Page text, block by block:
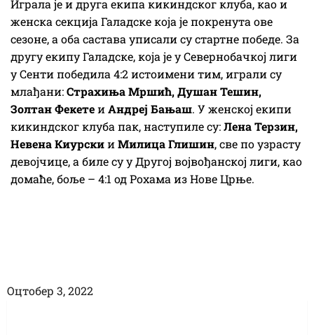
Играла је и друга екипа кикиндског клуба, као и
женска секција Галадске која је покренута ове
сезоне, а оба састава уписали су стартне победе. За
другу екипу Галадске, која је у Севернобачкој лиги
у Сенти победила 4:2 истоимени тим, играли су
млађани:Страхиња Мршић, Душан Тешин,
Золтан Фекетеи Андреј Бањаш. У женској екипи
кикиндског клуба пак, наступиле су:Лена Терзин,
Невена Киурскии Милица Глишин, све по узрасту
девојчице, а биле су у Другој војвођанској лиги, као
домаће, боље – 4:1 од Рохама из Нове Црње.
Оцтобер 3, 2022